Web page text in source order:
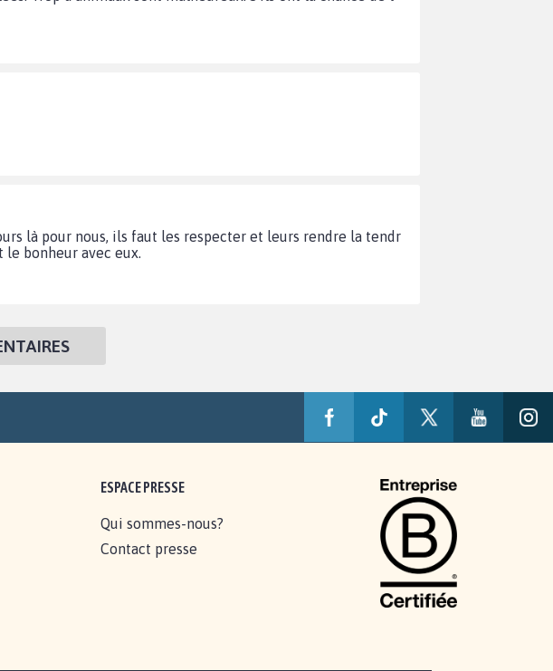
là pour nous, ils faut les respecter et leurs rendre la tendr
bonheur avec eux.
ESPACE PRESSE
Qui sommes-nous?
Contact presse